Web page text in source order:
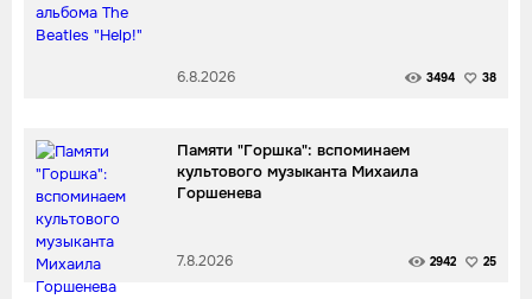
6.8.2026 3494 38
Памяти "Горшка": вспоминаем
культового музыканта Михаила
Горшенева
7.8.2026 2942 25